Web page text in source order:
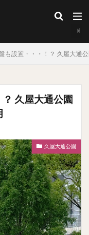
も設置・・・！？ 久屋大通
久屋大通公園
久屋大通公園